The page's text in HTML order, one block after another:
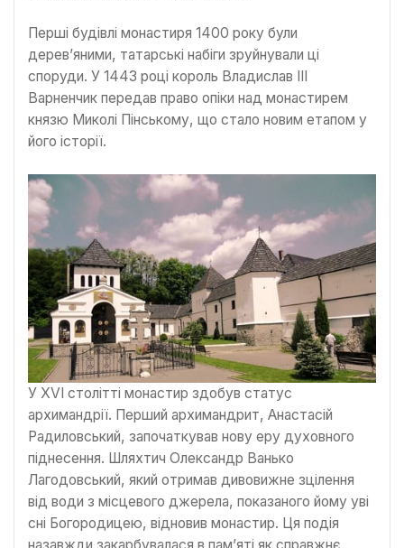
Перші будівлі монастиря 1400 року були
дерев’яними, татарські набіги зруйнували ці
споруди. У 1443 році король Владислав III
Варненчик передав право опіки над монастирем
князю Миколі Пінському, що стало новим етапом у
його історії.
У XVI столітті монастир здобув статус
архимандрії. Перший архимандрит, Анастасій
Радиловський, започаткував нову еру духовного
піднесення. Шляхтич Олександр Ванько
Лагодовський, який отримав дивовижне зцілення
від води з місцевого джерела, показаного йому уві
сні Богородицею, відновив монастир. Ця подія